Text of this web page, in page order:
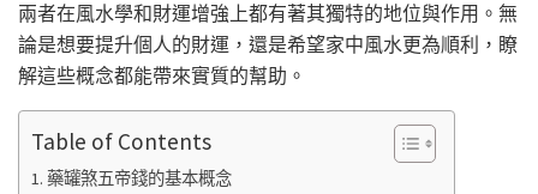
兩者在風水學和財運增強上都有著其獨特的地位與作用。無
論是想要提升個人的財運，還是希望家中風水更為順利，瞭
解這些概念都能帶來實質的幫助。
Table of Contents
藥罐煞五帝錢的基本概念